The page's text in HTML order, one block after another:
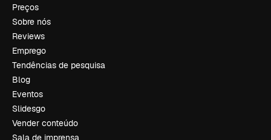
Preços
Sobre nós
Reviews
Emprego
Tendências de pesquisa
Blog
Eventos
Slidesgo
Vender conteúdo
Sala de imprensa